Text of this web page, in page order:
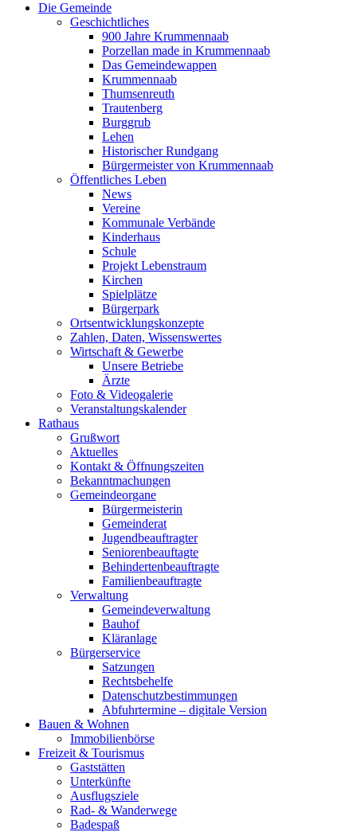
Die Gemeinde
Geschichtliches
900 Jahre Krummennaab
Porzellan made in Krummennaab
Das Gemeindewappen
Krummennaab
Thumsenreuth
Trautenberg
Burggrub
Lehen
Historischer Rundgang
Bürgermeister von Krummennaab
Öffentliches Leben
News
Vereine
Kommunale Verbände
Kinderhaus
Schule
Projekt Lebenstraum
Kirchen
Spielplätze
Bürgerpark
Ortsentwicklungskonzepte
Zahlen, Daten, Wissenswertes
Wirtschaft & Gewerbe
Unsere Betriebe
Ärzte
Foto & Videogalerie
Veranstaltungskalender
Rathaus
Grußwort
Aktuelles
Kontakt & Öffnungszeiten
Bekanntmachungen
Gemeindeorgane
Bürgermeisterin
Gemeinderat
Jugendbeauftragter
Seniorenbeauftagte
Behindertenbeauftragte
Familienbeauftragte
Verwaltung
Gemeindeverwaltung
Bauhof
Kläranlage
Bürgerservice
Satzungen
Rechtsbehelfe
Datenschutzbestimmungen
Abfuhrtermine – digitale Version
Bauen & Wohnen
Immobilienbörse
Freizeit & Tourismus
Gaststätten
Unterkünfte
Ausflugsziele
Rad- & Wanderwege
Badespaß